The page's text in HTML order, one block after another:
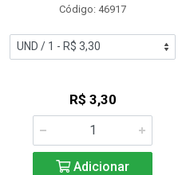
Código: 46917
R$ 3,30
Adicionar